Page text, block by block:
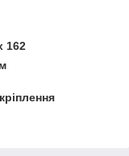
162